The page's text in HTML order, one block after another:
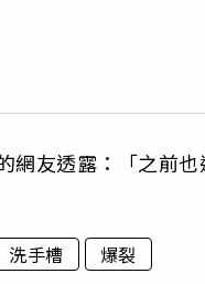
網友透露：「之前
洗手槽 爆裂